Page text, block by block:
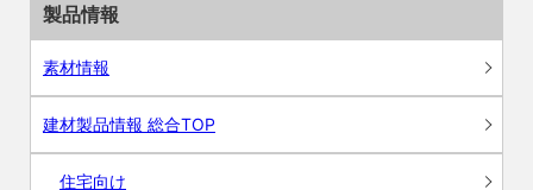
製品情報
素材情報
建材製品情報 総合TOP
住宅向け